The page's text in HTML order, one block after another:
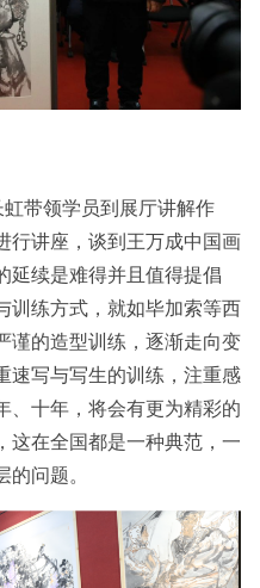
带领学员到展厅讲解作
行讲座，谈到王万成中国画
延续是难得并且值得提倡
训练方式，就如毕加索等西
谨的造型训练，逐渐走向变
速写与写生的训练，注重感
、十年，将会有更为精彩的
这在全国都是一种典范，一
问题。